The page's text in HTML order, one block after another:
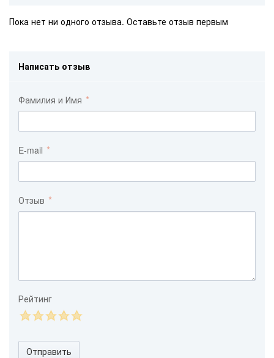
Пока нет ни одного отзыва. Оставьте отзыв первым
Написать отзыв
Фамилия и Имя
E-mail
Отзыв
Рейтинг
Отправить